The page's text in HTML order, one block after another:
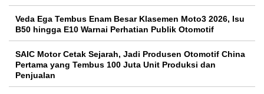
Veda Ega Tembus Enam Besar Klasemen Moto3 2026, Isu
B50 hingga E10 Warnai Perhatian Publik Otomotif
SAIC Motor Cetak Sejarah, Jadi Produsen Otomotif China
Pertama yang Tembus 100 Juta Unit Produksi dan
Penjualan